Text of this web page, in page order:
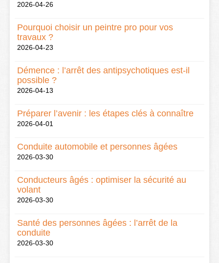
2026-04-26
Pourquoi choisir un peintre pro pour vos
travaux ?
2026-04-23
Démence : l’arrêt des antipsychotiques est-il
possible ?
2026-04-13
Préparer l’avenir : les étapes clés à connaître
2026-04-01
Conduite automobile et personnes âgées
2026-03-30
Conducteurs âgés : optimiser la sécurité au
volant
2026-03-30
Santé des personnes âgées : l’arrêt de la
conduite
2026-03-30